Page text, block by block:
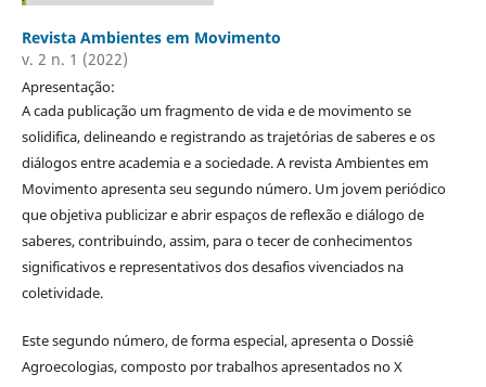
Revista Ambientes em Movimento
v. 2 n. 1 (2022)
Apresentação:
A cada publicação um fragmento de vida e de movimento se
solidifica, delineando e registrando as trajetórias de saberes e os
diálogos entre academia e a sociedade. A revista Ambientes em
Movimento apresenta seu segundo número. Um jovem periódico
que objetiva publicizar e abrir espaços de reflexão e diálogo de
saberes, contribuindo, assim, para o tecer de conhecimentos
significativos e representativos dos desafios vivenciados na
coletividade.
Este segundo número, de forma especial, apresenta o Dossiê
Agroecologias, composto por trabalhos apresentados no X